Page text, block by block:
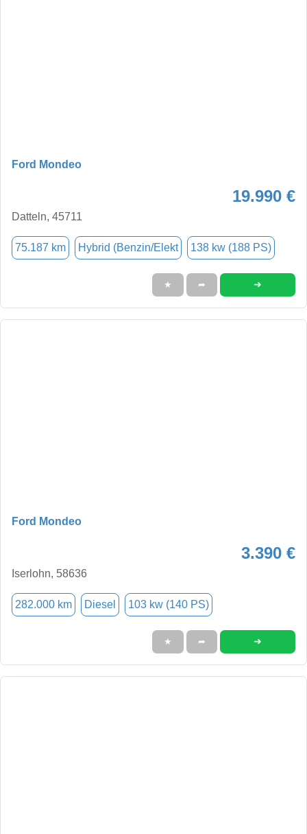
Ford Mondeo
19.990 €
Datteln, 45711
75.187 km Hybrid (Benzin/Elekt 138 kw (188 PS)
★ ➦ ➜
Ford Mondeo
3.390 €
Iserlohn, 58636
282.000 km Diesel 103 kw (140 PS)
★ ➦ ➜